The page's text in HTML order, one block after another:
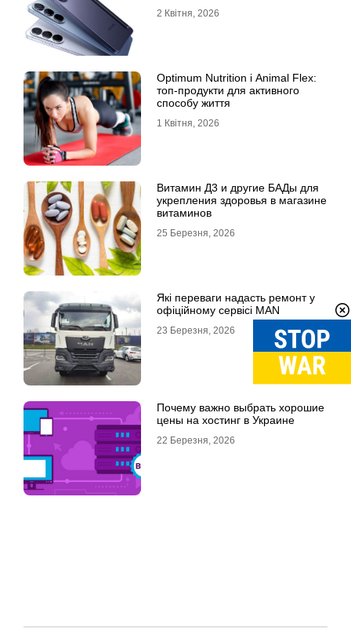
2 Квітня, 2026
Optimum Nutrition і Animal Flex:
топ-продукти для активного
способу життя
1 Квітня, 2026
Витамин Д3 и другие БАДы для
укрепления здоровья в магазине
витаминов
25 Березня, 2026
Які переваги надасть ремонт у
офіційному сервісі MAN
23 Березня, 2026
Почему важно выбрать хорошие
цены на хостинг в Украине
22 Березня, 2026